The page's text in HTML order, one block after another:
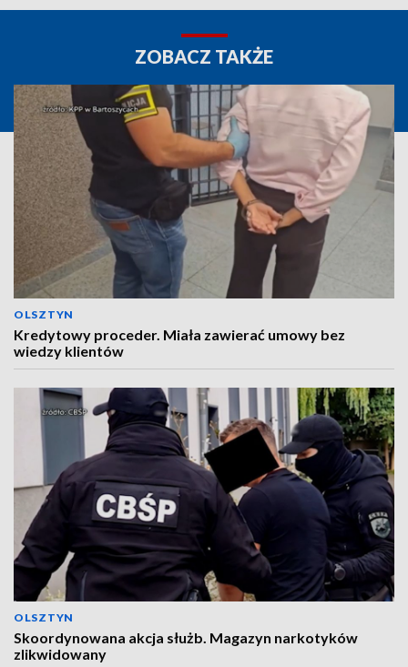
ZOBACZ TAKŻE
OLSZTYN
Kredytowy proceder. Miała zawierać umowy bez
wiedzy klientów
OLSZTYN
Skoordynowana akcja służb. Magazyn narkotyków
zlikwidowany